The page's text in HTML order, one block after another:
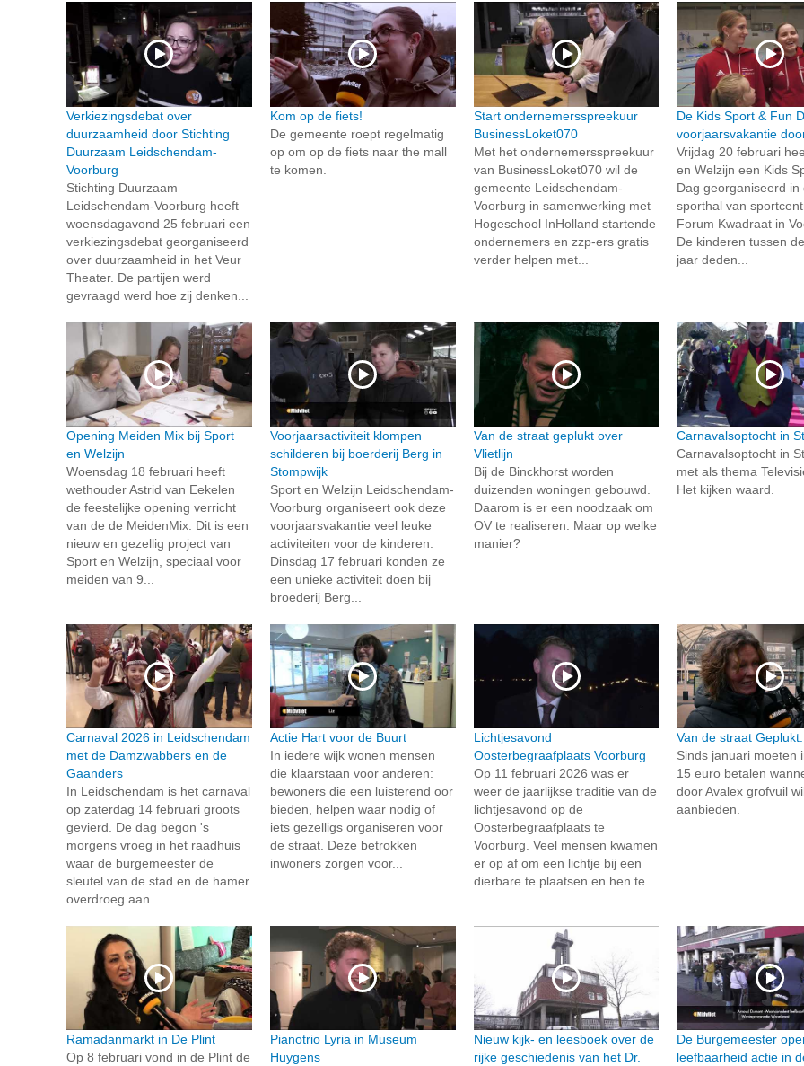
Verkiezingsdebat over
duurzaamheid door Stichting
Duurzaam Leidschendam-
Voorburg
Stichting Duurzaam
Leidschendam-Voorburg heeft
woensdagavond 25 februari een
verkiezingsdebat georganiseerd
over duurzaamheid in het Veur
Theater. De partijen werd
gevraagd werd hoe zij denken...
Kom op de fiets!
De gemeente roept regelmatig
op om op de fiets naar the mall
te komen.
Start ondernemersspreekuur
BusinessLoket070
Met het ondernemersspreekuur
van BusinessLoket070 wil de
gemeente Leidschendam-
Voorburg in samenwerking met
Hogeschool InHolland startende
ondernemers en zzp-ers gratis
verder helpen met...
De Kids Sport & Fun
voorjaarsvakantie
Vrijdag 20 februari
en Welzijn een Kids
Dag georganiseerd in
sporthal van
Forum Kwadraat in
De kinderen tussen
jaar deden...
Opening Meiden Mix bij Sport
en Welzijn
Woensdag 18 februari heeft
wethouder Astrid van Eekelen
de feestelijke opening verricht
van de de MeidenMix. Dit is een
nieuw en gezellig project van
Sport en Welzijn, speciaal voor
meiden van 9...
Voorjaarsactiviteit klompen
schilderen bij boerderij Berg in
Stompwijk
Sport en Welzijn Leidschendam-
Voorburg organiseert ook deze
voorjaarsvakantie veel leuke
activiteiten voor de kinderen.
Dinsdag 17 februari konden ze
een unieke activiteit doen bij
broederij Berg...
Van de straat geplukt over
Vlietlijn
Bij de Binckhorst worden
duizenden woningen gebouwd.
Daarom is er een noodzaak om
OV te realiseren. Maar op welke
manier?
Carnavalsoptocht in
Carnavalsoptocht in
met als thema
Het kijken waard.
Carnaval 2026 in Leidschendam
met de Damzwabbers en de
Gaanders
In Leidschendam is het carnaval
op zaterdag 14 februari groots
gevierd. De dag begon 's
morgens vroeg in het raadhuis
waar de burgemeester de
sleutel van de stad en de hamer
overdroeg aan...
Actie Hart voor de Buurt
In iedere wijk wonen mensen
die klaarstaan voor anderen:
bewoners die een luisterend oor
bieden, helpen waar nodig of
iets gezelligs organiseren voor
de straat. Deze betrokken
inwoners zorgen voor...
Lichtjesavond
Oosterbegraafplaats Voorburg
Op 11 februari 2026 was er
weer de jaarlijkse traditie van de
lichtjesavond op de
Oosterbegraafplaats te
Voorburg. Veel mensen kwamen
er op af om een lichtje bij een
dierbare te plaatsen en hen te...
Van de straat
Sinds januari moeten
15 euro betalen
door Avalex grofvuil
aanbieden.
Ramadanmarkt in De Plint
Op 8 februari vond in de Plint de
Pianotrio Lyria in Museum
Huygens
Nieuw kijk- en leesboek over de
rijke geschiedenis van het Dr.
De Burgemeester
leefbaarheid actie in